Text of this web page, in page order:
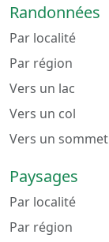
Randonnées
Par localité
Par région
Vers un lac
Vers un col
Vers un sommet
Paysages
Par localité
Par région